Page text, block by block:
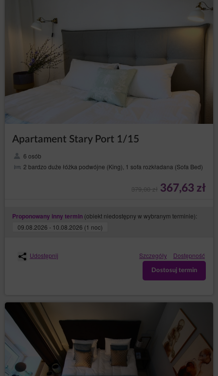
Apartament Stary Port 1/15
6 osób
2 bardzo duże łóżka podwójne (King), 1 sofa rozkładana (Sofa Bed)
379,00 zł 367,63 zł
Proponowany inny termin (obiekt niedostępny w wybranym terminie):
09.08.2026 - 10.08.2026 (1 noc)
Udostępnij Szczegóły Dostępność
Dostosuj termin